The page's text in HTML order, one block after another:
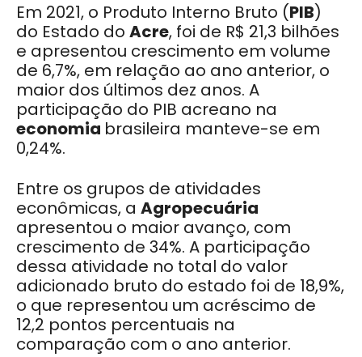
Em 2021, o Produto Interno Bruto (PIB)
do Estado do Acre, foi de R$ 21,3 bilhões
e apresentou crescimento em volume
de 6,7%, em relação ao ano anterior, o
maior dos últimos dez anos. A
participação do PIB acreano na
economia brasileira manteve-se em
0,24%.
Entre os grupos de atividades
econômicas, a Agropecuária
apresentou o maior avanço, com
crescimento de 34%. A participação
dessa atividade no total do valor
adicionado bruto do estado foi de 18,9%,
o que representou um acréscimo de
12,2 pontos percentuais na
comparação com o ano anterior.